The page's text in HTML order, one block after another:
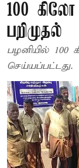
100
பறிமுதல்
பழனியில் 100
செய்யப்பட்டது.